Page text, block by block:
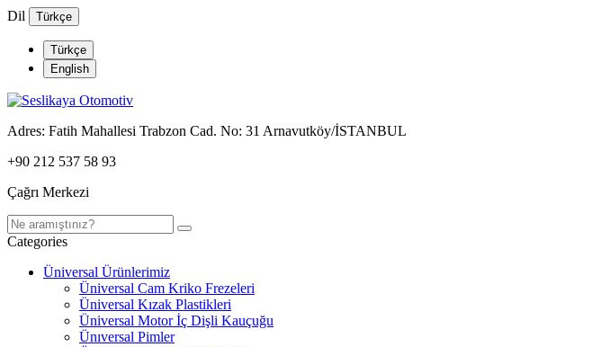
Dil Türkçe
Türkçe
English
Adres: Fatih Mahallesi Trabzon Cad. No: 31 Arnavutköy/İSTANBUL
+90 212 537 58 93
Çağrı Merkezi
Categories
Üniversal Ürünlerimiz
Üniversal Cam Kriko Frezeleri
Üniversal Kızak Plastikleri
Üniversal Motor İç Dişli Kauçuğu
Ünıversal Pimler